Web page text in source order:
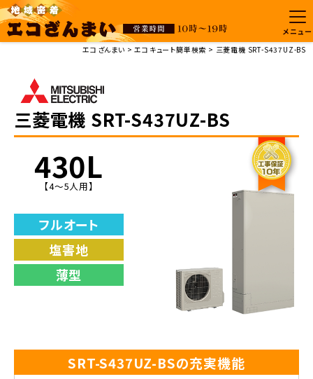
メニュー
エコざんまい
エコキュート簡単検索 三菱電機 SRT-S437UZ-BS
三菱電機 SRT-S437UZ-BS
430L
【4〜5人用】
フルオート
塩害地
薄型
SRT-S437UZ-BSの充実機能